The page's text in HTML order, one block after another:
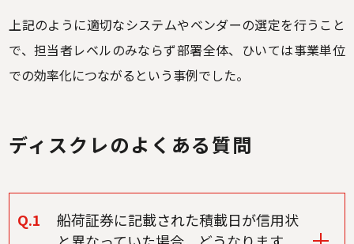
上記のように適切なシステムやベンダーの選定を行うこと
で、担当者レベルのみならず部署全体、ひいては事業単位
での効率化につながるという事例でした。
ディスクレのよくある質問
Q.1
船荷証券に記載された積載日が信用状